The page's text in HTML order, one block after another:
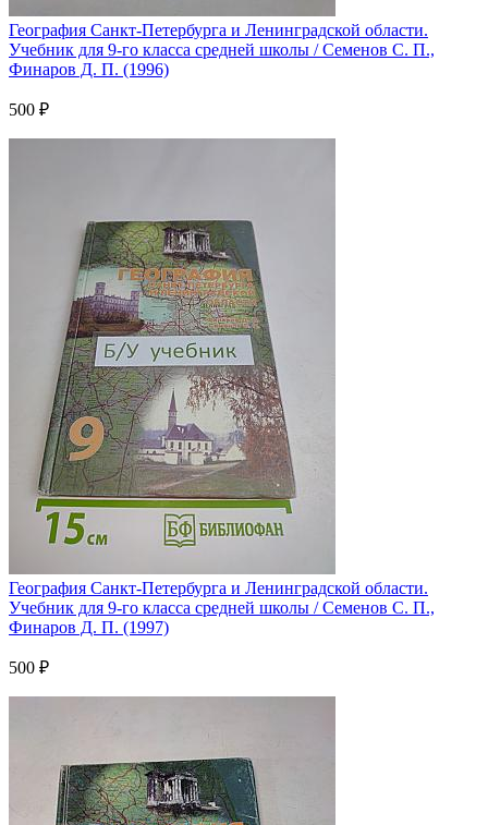
География Санкт-Петербурга и Ленинградской области.
Учебник для 9-го класса средней школы / Семенов С. П.,
Финаров Д. П. (1996)
500 ₽
География Санкт-Петербурга и Ленинградской области.
Учебник для 9-го класса средней школы / Семенов С. П.,
Финаров Д. П. (1997)
500 ₽